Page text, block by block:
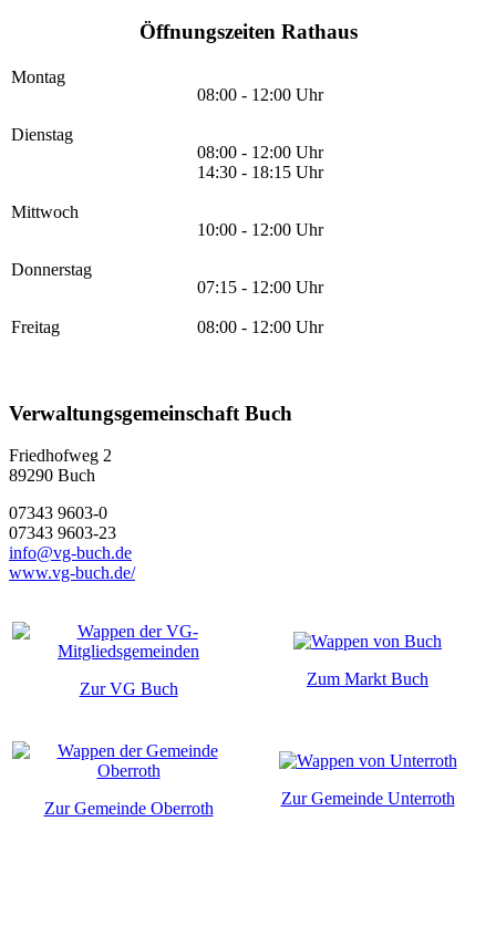
Öffnungszeiten Rathaus
Montag
08:00 - 12:00 Uhr
Dienstag
08:00 - 12:00 Uhr
14:30 - 18:15 Uhr
Mittwoch
10:00 - 12:00 Uhr
Donnerstag
07:15 - 12:00 Uhr
Freitag 08:00 - 12:00 Uhr
Verwaltungsgemeinschaft Buch
Friedhofweg 2
89290 Buch
07343 9603-0
07343 9603-23
info@vg-buch.de
www.vg-buch.de/
Zur VG Buch
Zum Markt Buch
Zur Gemeinde Oberroth
Zur Gemeinde Unterroth